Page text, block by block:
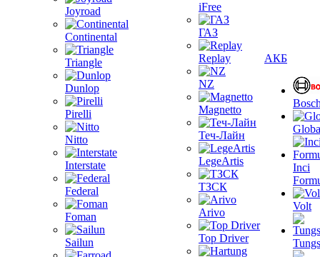
Joyroad
Continental
Triangle
Dunlop
Pirelli
Nitto
Interstate
Federal
Foman
Sailun
iFree
ГАЗ
Replay
NZ
Magnetto
Теч-Лайн
LegeArtis
ТЗСК
Arivo
Top Driver
АКБ
Inci
Volt